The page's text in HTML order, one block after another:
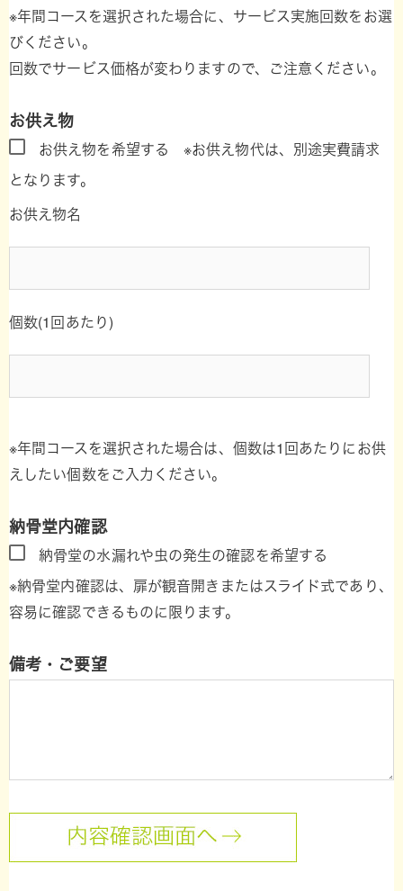
※年間コースを選択された場合に、サービス実施回数をお選
びください。
回数でサービス価格が変わりますので、ご注意ください。
お供え物
お供え物を希望する ※お供え物代は、別途実費請求
となります。
お供え物名
個数(1回あたり)
※年間コースを選択された場合は、個数は1回あたりにお供
えしたい個数をご入力ください。
納骨堂内確認
納骨堂の水漏れや虫の発生の確認を希望する
※納骨堂内確認は、扉が観音開きまたはスライド式であり、
容易に確認できるものに限ります。
備考・ご要望